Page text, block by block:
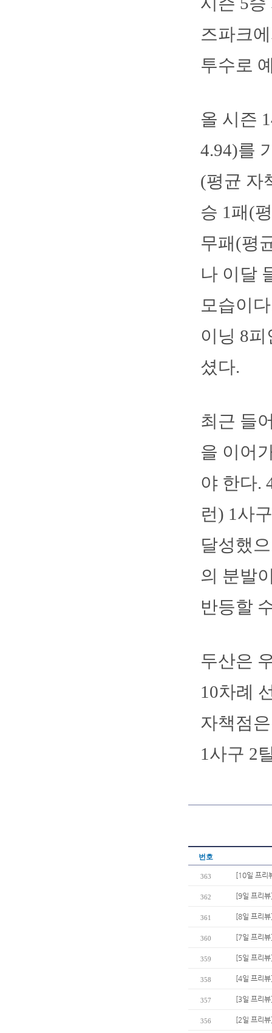
즈파크
투수로
올 시즌
4.94)를
(평균 자
승 1패(
무패(평
나 이달
모습이
이닝 8
셨다.
최근 들
을 이어
야 한다.
런) 1사
달성했
의 분발
반등할
두산은
10차례
자책점
1사구 2
번호
363 [10일 프리
362 [9일 프리
361 [8일 프리
360 [7일 프리
359 [5일 프리
358 [4일 프리
357 [3일 프리
356 [2일 프리